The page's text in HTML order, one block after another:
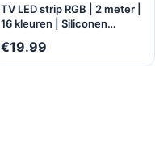
TV LED strip RGB | 2 meter |
16 kleuren | Siliconen
en stofbestendig |
Zelfklevend |
€19.99